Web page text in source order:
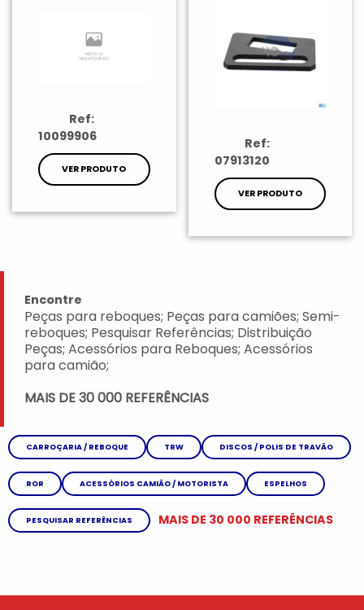
Ref:
10099906
VER PRODUTO
Ref:
07913120
VER PRODUTO
Encontre
Peças para reboques; Peças para camiões; Semi-
reboques; Pesquisar Referências; Distribuição
Peças; Acessórios para Reboques; Acessórios
para camião;
MAIS DE 30 000 REFERÊNCIAS
CARROÇARIA / REBOQUE TRW DISCOS / POLIS DE TRAVÃO
ROR ACESSÓRIOS CAMIÃO / MOTORISTA ESPELHOS
PESQUISAR REFERÊNCIAS MAIS DE 30 000 REFERÊNCIAS